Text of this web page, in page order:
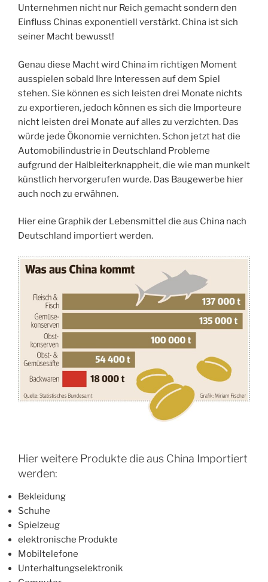
Unternehmen nicht nur Reich gemacht sondern den
Einfluss Chinas exponentiell verstärkt. China ist sich
seiner Macht bewusst!
Genau diese Macht wird China im richtigen Moment
ausspielen sobald Ihre Interessen auf dem Spiel
stehen. Sie können es sich leisten drei Monate nichts
zu exportieren, jedoch können es sich die Importeure
nicht leisten drei Monate auf alles zu verzichten. Das
würde jede Ökonomie vernichten. Schon jetzt hat die
Automobilindustrie in Deutschland Probleme
aufgrund der Halbleiterknappheit, die wie man munkelt
künstlich hervorgerufen wurde. Das Baugewerbe hier
auch noch zu erwähnen.
Hier eine Graphik der Lebensmittel die aus China nach
Deutschland importiert werden.
Hier weitere Produkte die aus China Importiert
werden:
Bekleidung
Schuhe
Spielzeug
elektronische Produkte
Mobiltelefone
Unterhaltungselektronik